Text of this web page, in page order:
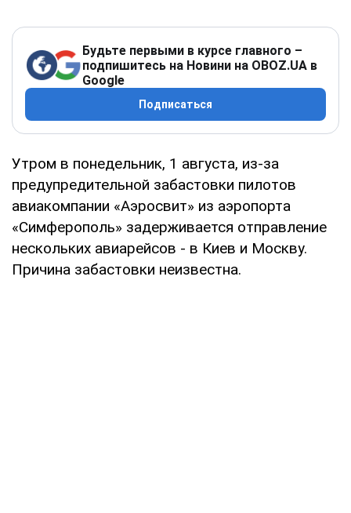
Будьте первыми в курсе главного –
подпишитесь на Новини на OBOZ.UA в
Google
Подписаться
Утром в понедельник, 1 августа, из-за
предупредительной забастовки пилотов
авиакомпании «Аэросвит» из аэропорта
«Симферополь» задерживается отправление
нескольких авиарейсов - в Киев и Москву.
Причина забастовки неизвестна.